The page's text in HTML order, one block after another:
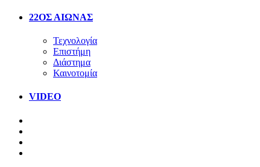
22ΟΣ ΑΙΩΝΑΣ
Τεχνολογία
Επιστήμη
Διάστημα
Καινοτομία
VIDEO